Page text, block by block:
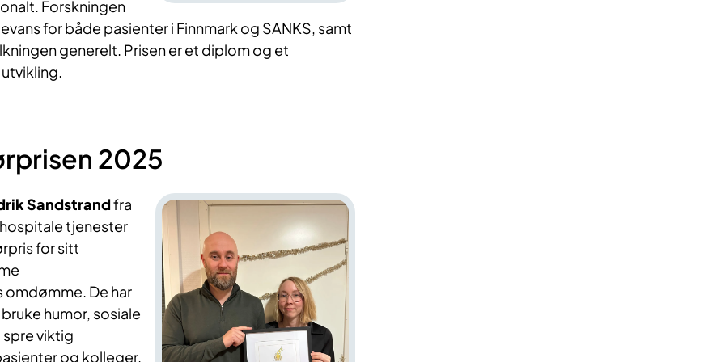
Forskningen
for både pasienter i Finnmark og SANKS, samt
generelt. Prisen er et diplom og et
2025
Sandstrandfra
tjenester
for sitt
omdømme. De har
humor, sosiale
viktig
og kolleger.